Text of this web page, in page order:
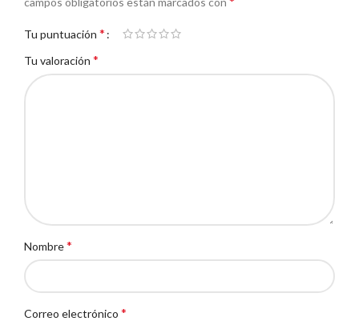
Tu puntuación *
Tu valoración *
Nombre*
Correo electrónico *